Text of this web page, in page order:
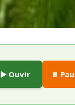
▶️ Ouvir ⏸️